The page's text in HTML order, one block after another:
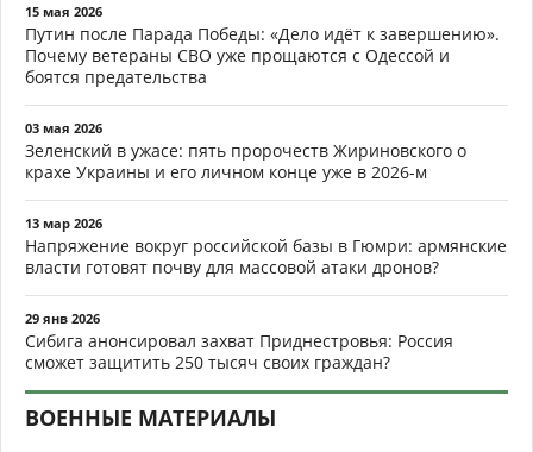
15 мая 2026
Путин после Парада Победы: «Дело идёт к завершению».
Почему ветераны СВО уже прощаются с Одессой и
боятся предательства
03 мая 2026
Зеленский в ужасе: пять пророчеств Жириновского о
крахе Украины и его личном конце уже в 2026-м
13 мар 2026
Напряжение вокруг российской базы в Гюмри: армянские
власти готовят почву для массовой атаки дронов?
29 янв 2026
Сибига анонсировал захват Приднестровья: Россия
сможет защитить 250 тысяч своих граждан?
ВОЕННЫЕ МАТЕРИАЛЫ